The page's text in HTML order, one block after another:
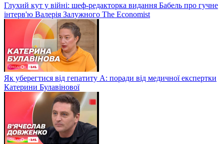
Глухий кут у війні: шеф-редакторка видання Бабель про гучне
інтерв'ю Валерія Залужного The Economist
Як уберегтися від гепатиту А: поради від медичної експертки
Катерини Булавінової